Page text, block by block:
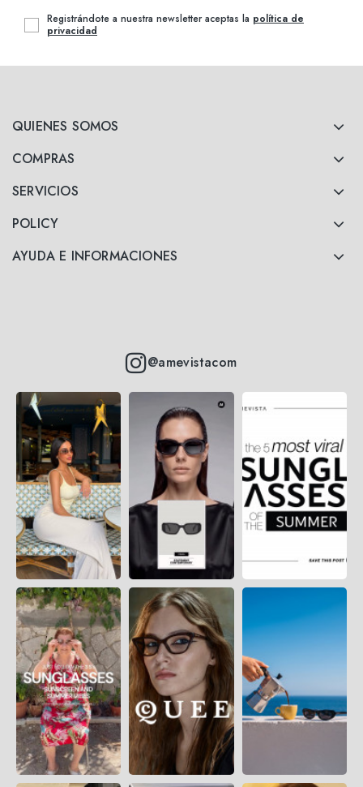
QUIENES SOMOS
COMPRAS
SERVICIOS
POLICY
AYUDA E INFORMACIONES
@amevistacom
Registrándote a nuestra newsletter aceptas la política de
privacidad